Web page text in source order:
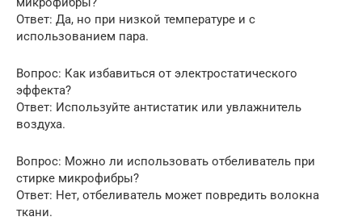
Ответ: Да, но при низкой температуре и с
использованием пара.
Вопрос: Как избавиться от электростатического
эффекта?
Ответ: Используйте антистатик или увлажнитель
воздуха.
Вопрос: Можно ли использовать отбеливатель при
стирке микрофибры?
Ответ: Нет, отбеливатель может повредить волокна
ткани.